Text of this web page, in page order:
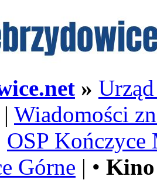
»
| Wiadomości
OSP Kończyce
Górne | •